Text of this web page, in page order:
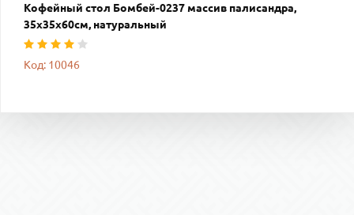
Кофейный стол Бомбей-0237 массив палисандра,
35х35х60см, натуральный
Код: 10046